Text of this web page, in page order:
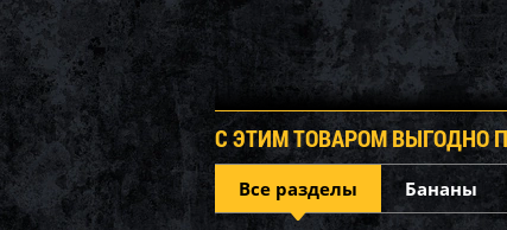
С ЭТИМ ТОВАРОМ ВЫГОДНО
Все разделы Бананы